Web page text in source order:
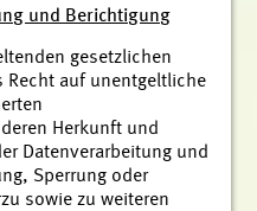
und Berichtigung
gesetzlichen
Recht auf unentgeltliche
Herkunft und
Datenverarbeitung und
Sperrung oder
sowie zu weiteren